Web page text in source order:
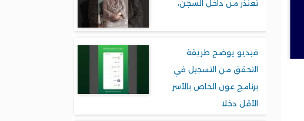
تعتذر من داخل السجن،
فيديو يوضح طريقة
التحقق من التسجيل في
برنامج عون الخاص بالأسر
الأقل دخلا